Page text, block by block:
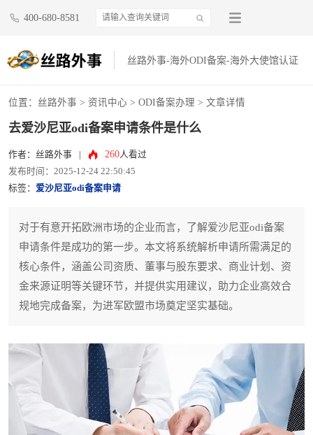
400-680-8581
丝路外事-海外ODI备案-海外大使馆认证
位置： 丝路外事 > 资讯中心 > ODI备案办理 > 文章详情
去爱沙尼亚odi备案申请条件是什么
作者：丝路外事 260人看过
发布时间：2025-12-24 22:50:45
标签： 爱沙尼亚odi备案申请
对于有意开拓欧洲市场的企业而言，了解爱沙尼亚odi备案
申请条件是成功的第一步。本文将系统解析申请所需满足的
核心条件，涵盖公司资质、董事与股东要求、商业计划、资
金来源证明等关键环节，并提供实用建议，助力企业高效合
规地完成备案，为进军欧盟市场奠定坚实基础。